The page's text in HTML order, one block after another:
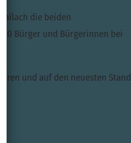
die beiden
Bürger und Bürgerinnen bei
und auf den neuesten Stand